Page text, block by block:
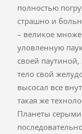
полностью
страшно и
– великое
уловленную
своей паутиной,
тело свой
высосал все
такая же
Планеты